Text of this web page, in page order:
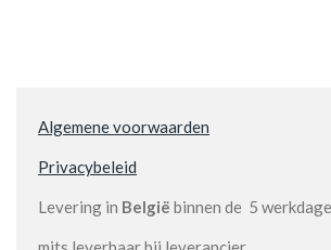
Algemene voorwaarden
Privacybeleid
Levering in België binnen de 5